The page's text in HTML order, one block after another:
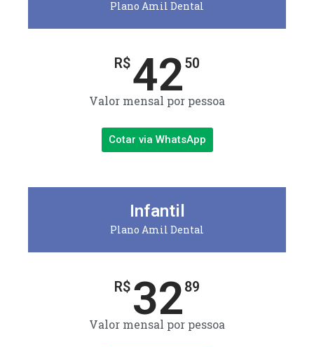
Plano Amil Dental
R$4250
Valor mensal por pessoa
Cotar via WhatsApp
Infantil
Plano Amil Dental
R$ 3289
Valor mensal por pessoa